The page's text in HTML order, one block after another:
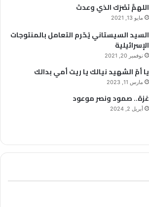
اللهمَّ نَصْرَك الذي وعدتَ
مايو 13, 2021
السيد السيستاني يُحّرم التعامل بالمنتوجات
الإسرائيلية
نوفمبر 20, 2021
يا أمّ الشهيد نيالك يا ريت أمي بدالك
مارس 11, 2023
غزة.. صمود ونصر موعود
أبريل 2, 2024